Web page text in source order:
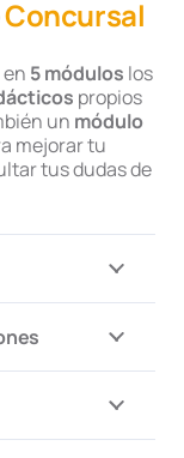
Concursal
5 módulos los
propios
un módulo
mejorar tu
tus dudas de